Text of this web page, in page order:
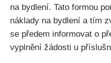
na bydlení. Tato formou
náklady na bydlení a tím
se předem informovat o
vyplnění žádosti u